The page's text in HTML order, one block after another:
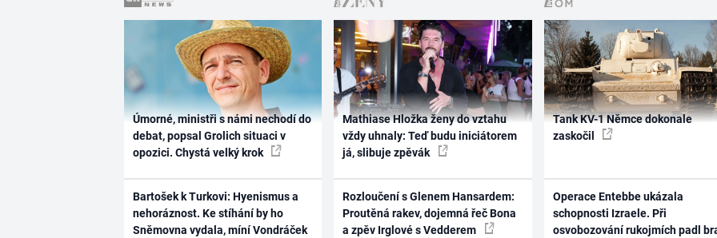
Úmorné, ministři s námi nechodí do
debat, popsal Grolich situaci v
opozici. Chystá velký krok
Bartošek k Turkovi: Hyenismus a
nehoráznost. Ke stíhání by ho
Sněmovna vydala, míní Vondráček
Mathiase Hložka ženy do vztahu
vždy uhnaly: Teď budu iniciátorem
já, slibuje zpěvák
Rozloučení s Glenem Hansardem:
Proutěná rakev, dojemná řeč Bona
a zpěv Irglové s Vedderem
Tank KV-1 Němce dokonale
zaskočil
Operace Entebbe ukázala
schopnosti Izraele. Při
osvobozování rukojmích padl